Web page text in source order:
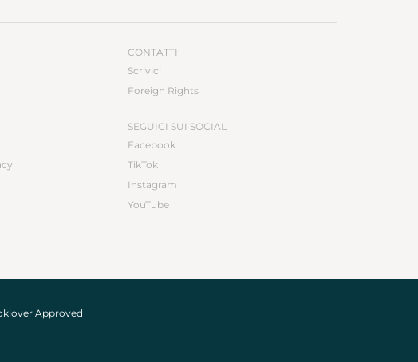
CONTATTI
Scrivici
Foreign Rights
SEGUICI SUI SOCIAL
Facebook
TikTok
Instagram
YouTube
Approved